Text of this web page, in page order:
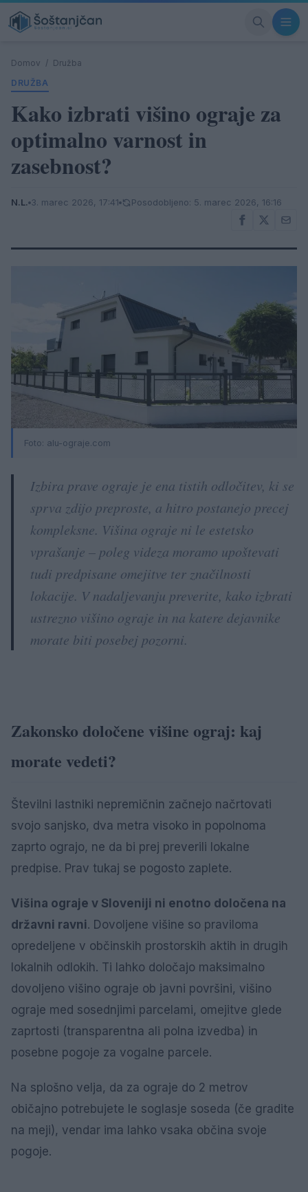
Domov / Družba
DRUŽBA
Kako izbrati višino ograje za
optimalno varnost in
zasebnost?
N.L. 3. marec 2026, 17:41 Posodobljeno: 5. marec 2026, 16:16
Foto: alu-ograje.com
Izbira prave ograje je ena tistih odločitev, ki se
sprva zdijo preproste, a hitro postanejo precej
kompleksne. Višina ograje ni le estetsko
vprašanje – poleg videza moramo upoštevati
tudi predpisane omejitve ter značilnosti
lokacije. V nadaljevanju preverite, kako izbrati
ustrezno višino ograje in na katere dejavnike
morate biti posebej pozorni.
Zakonsko določene višine ograj: kaj
morate vedeti?
Številni lastniki nepremičnin začnejo načrtovati
svojo sanjsko, dva metra visoko in popolnoma
zaprto ograjo, ne da bi prej preverili lokalne
predpise. Prav tukaj se pogosto zaplete.
Višina ograje v Sloveniji ni enotno določena na
državni ravni. Dovoljene višine so praviloma
opredeljene v občinskih prostorskih aktih in drugih
lokalnih odlokih. Ti lahko določajo maksimalno
dovoljeno višino ograje ob javni površini, višino
ograje med sosednjimi parcelami, omejitve glede
zaprtosti (transparentna ali polna izvedba) in
posebne pogoje za vogalne parcele.
Na splošno velja, da za ograje do 2 metrov
običajno potrebujete le soglasje soseda (če gradite
na meji), vendar ima lahko vsaka občina svoje
pogoje.